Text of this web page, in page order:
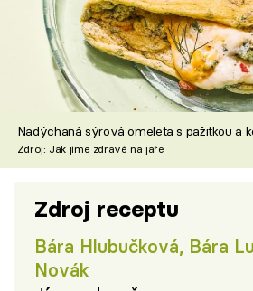
Nadýchaná sýrová omeleta s pažitkou a
Zdroj: Jak jíme zdravě na jaře
Zdroj receptu
Bára Hlubučková, Bára
Novák